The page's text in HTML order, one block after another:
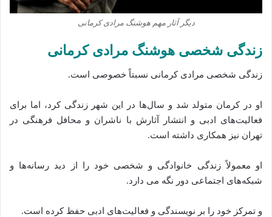
دیگر آثار مهم هوشنگ مرادی کرمانی
زندگی شخصی هوشنگ مرادی کرمانی
زندگی شخصی مرادی کرمانی نسبتاً خصوصی است.
او در کرمان متولد شد و سال‌ها در این شهر زندگی کرد، اما برای
فعالیت‌های ادبی و انتشار آثارش با ناشران و محافل فرهنگی در
تهران نیز همکاری داشته است.
او معمولاً زندگی خانوادگی و شخصی خود را از دید رسانه‌ها و
شبکه‌های اجتماعی دور نگه می‌ دارد.
و تمرکز خود را بر نویسندگی و فعالیت‌های ادبی حفظ کرده‌ است.